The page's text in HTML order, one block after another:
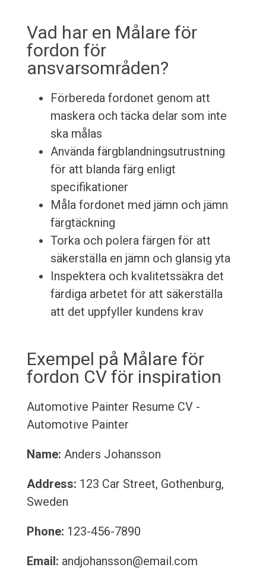
Vad har en Målare för
fordon för
ansvarsområden?
Förbereda fordonet genom att
maskera och täcka delar som inte
ska målas
Använda färgblandningsutrustning
för att blanda färg enligt
specifikationer
Måla fordonet med jämn och jämn
färgtäckning
Torka och polera färgen för att
säkerställa en jämn och glansig yta
Inspektera och kvalitetssäkra det
färdiga arbetet för att säkerställa
att det uppfyller kundens krav
Exempel på Målare för
fordon CV för inspiration
Automotive Painter Resume CV -
Automotive Painter
Name: Anders Johansson
Address: 123 Car Street, Gothenburg,
Sweden
Phone: 123-456-7890
Email: andjohansson@email.com